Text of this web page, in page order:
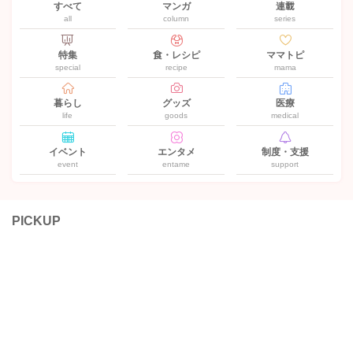
すべて
all
マンガ
column
連載
series
特集
special
食・レシピ
recipe
ママトピ
mama
暮らし
life
グッズ
goods
医療
medical
イベント
event
エンタメ
entame
制度・支援
support
PICKUP